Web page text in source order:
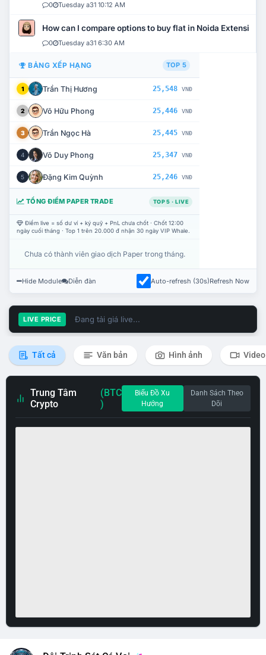
0 Tuesday a31 10:12 AM
How can I compare options to buy flat in Noida Extension?
0 Tuesday a31 6:30 AM
BẢNG XẾP HẠNG TOP 5
1 Trần Thị Hương 25,548 VNĐ
2 Võ Hữu Phong 25,446 VNĐ
3 Trần Ngọc Hà 25,445 VNĐ
4 Võ Duy Phong 25,347 VNĐ
5 Đặng Kim Quỳnh 25,246 VNĐ
TỔNG ĐIỂM PAPER TRADE TOP 5 · LIVE
Điểm live = số dư ví + ký quỹ + PnL chưa chốt · Chốt 12:00
ngày cuối tháng · Top 1 trên 20.000 đ nhận 30 ngày VIP Whale.
Chưa có thành viên giao dịch Paper trong tháng.
Hide Module Diễn đàn Auto-refresh (30s)Refresh Now
LIVE PRICE Đang tải giá live...
Tất cả Văn bản Hình ảnh Video
Trung Tâm
Crypto
(BTC
)
Biểu Đồ Xu
Hướng
Danh Sách Theo
Dõi